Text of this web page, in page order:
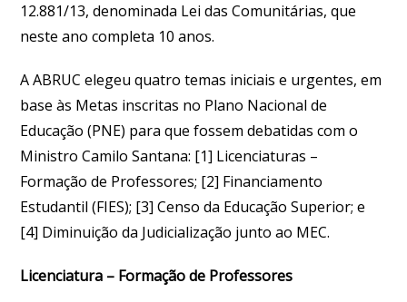
12.881/13, denominada Lei das Comunitárias, que
neste ano completa 10 anos.
A ABRUC elegeu quatro temas iniciais e urgentes, em
base às Metas inscritas no Plano Nacional de
Educação (PNE) para que fossem debatidas com o
Ministro Camilo Santana: [1] Licenciaturas –
Formação de Professores; [2] Financiamento
Estudantil (FIES); [3] Censo da Educação Superior; e
[4] Diminuição da Judicialização junto ao MEC.
Licenciatura – Formação de Professores